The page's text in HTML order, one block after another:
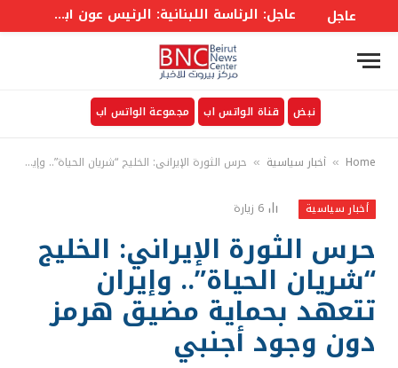
عاجل عاجل: الرئاسة اللبنانية: الرئيس عون أبلغ الوزراء أن واشنطن ستعمل على معالجة وقف إطلاق النار والمناطق التجريبية
نبض قناة الواتس اب مجموعة الواتس اب
Home
» أخبار سياسية » حرس الثورة الإيراني: الخليج “شريان الحياة”.. وإيران تتعهد بحماية مضيق هرمز دون وجود أجنبي
أخبار سياسية 6 زيارة
حرس الثورة الإيراني: الخليج
“شريان الحياة”.. وإيران
تتعهد بحماية مضيق هرمز
دون وجود أجنبي